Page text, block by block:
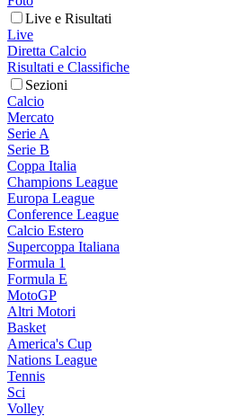
Live e Risultati
Live
Diretta Calcio
Risultati e Classifiche
Sezioni
Calcio
Mercato
Serie A
Serie B
Coppa Italia
Champions League
Europa League
Conference League
Calcio Estero
Supercoppa Italiana
Formula 1
Formula E
MotoGP
Altri Motori
Basket
America's Cup
Nations League
Tennis
Sci
Volley